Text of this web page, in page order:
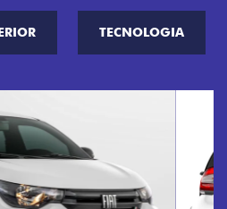
TECNOLOGIA